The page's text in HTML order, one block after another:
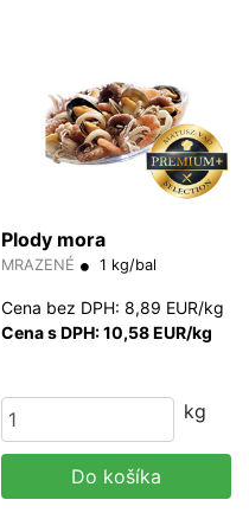
Plody mora
MRAZENÉ 1 kg/bal
Cena bez DPH: 8,89 EUR/kg
Cena s DPH: 10,58 EUR/kg
kg
Do košíka